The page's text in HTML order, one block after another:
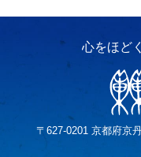
〒627-0201 京都府京